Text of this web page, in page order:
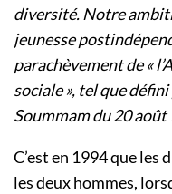
diversité. Notre
jeunesse
parachèvement de «
sociale », tel que
Soummam du 20 août
C’est en 1994 que
les deux hommes,